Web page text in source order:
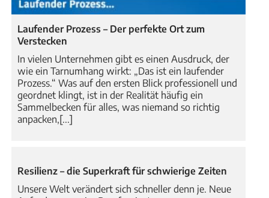
Laufender Prozess – Der perfekte Ort zum
Verstecken
In vielen Unternehmen gibt es einen Ausdruck, der
wie ein Tarnumhang wirkt: „Das ist ein laufender
Prozess.“ Was auf den ersten Blick professionell und
geordnet klingt, ist in der Realität häufig ein
Sammelbecken für alles, was niemand so richtig
anpacken,[...]
Resilienz – die Superkraft für schwierige Zeiten
Unsere Welt verändert sich schneller denn je. Neue